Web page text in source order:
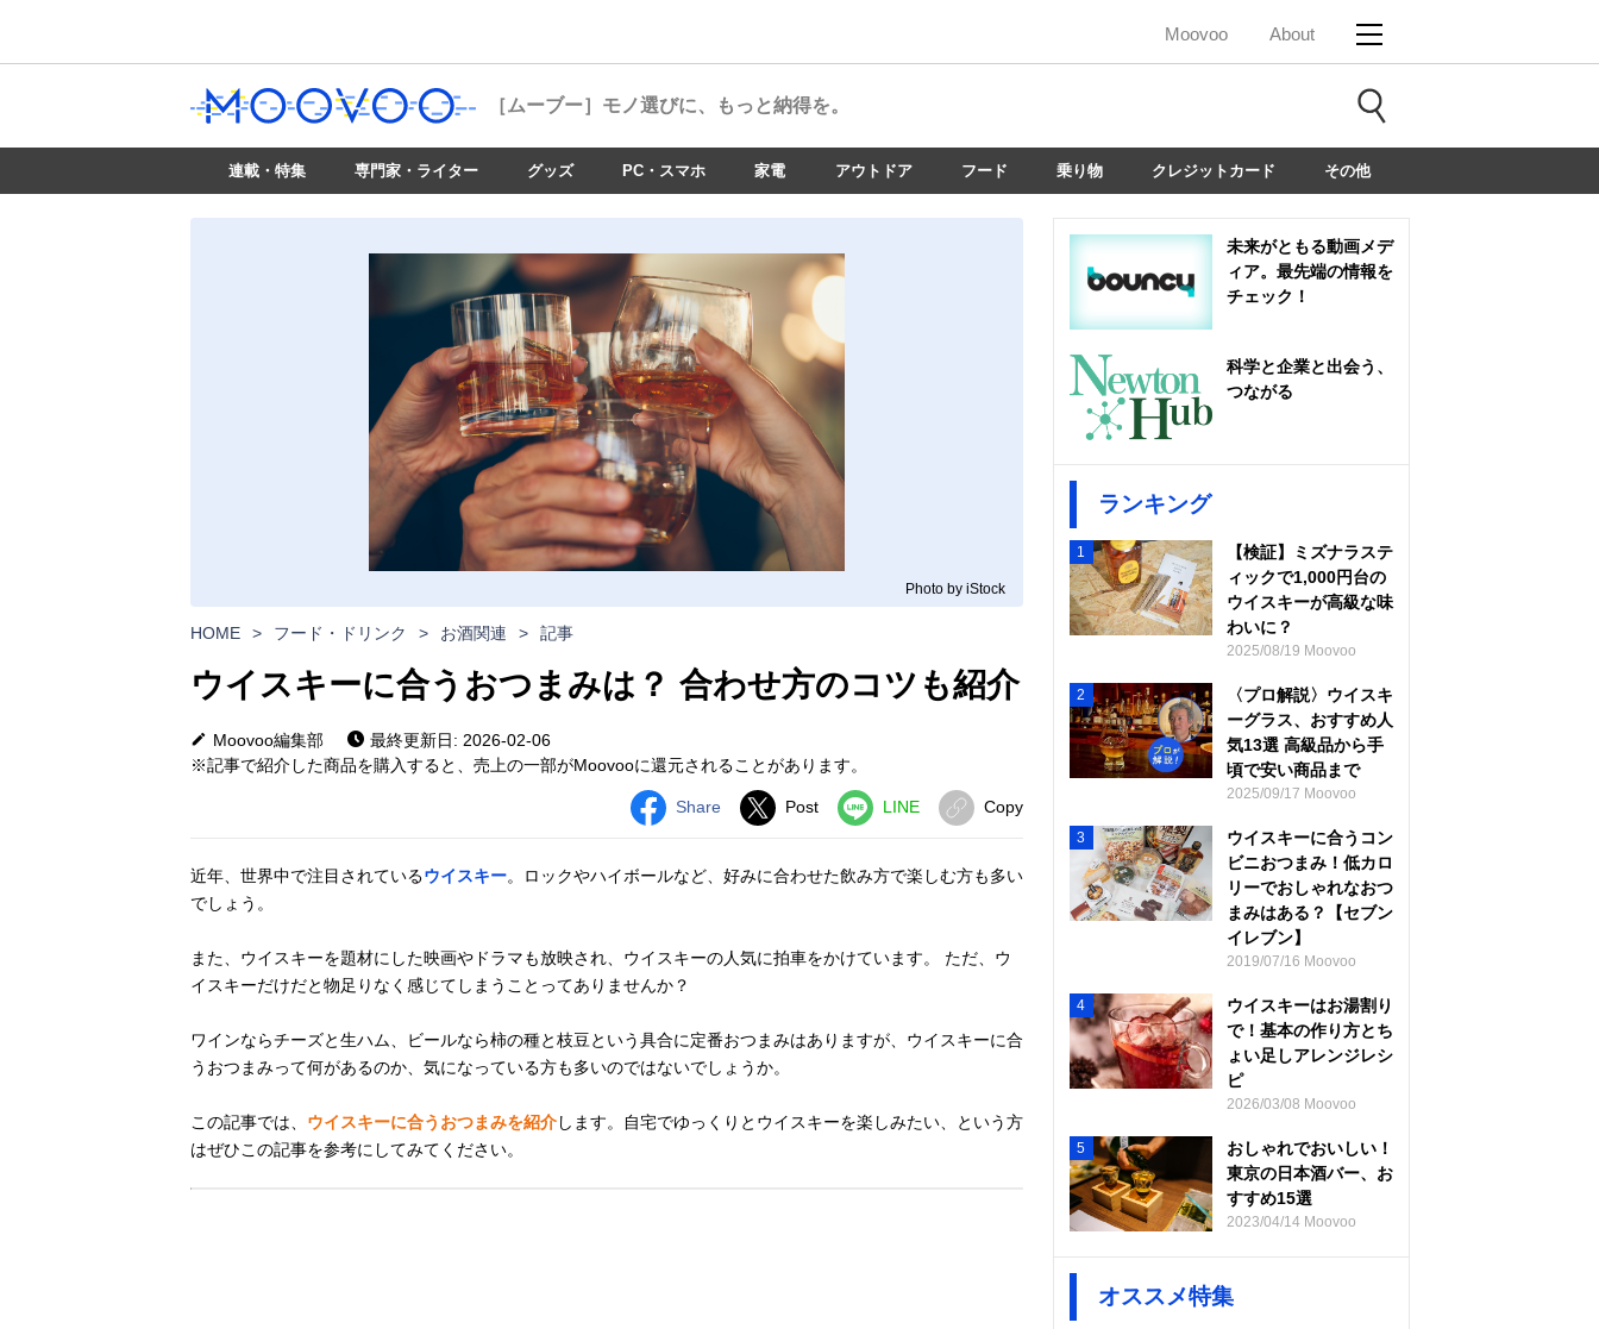
Moovoo About
［ムーブー］ モノ選びに、もっと納得を。
連載・特集 専門家・ライター グッズ PC・スマホ 家電 アウトドア フード 乗り物 クレジットカード その他
Photo by iStock
HOME > フード・ドリンク > お酒関連 > 記事
ウイスキーに合うおつまみは？ 合わせ方のコツも紹介
Moovoo編集部
最終更新日: 2026-02-06
※記事で紹介した商品を購入すると、売上の一部がMoovooに還元されることがあります。
Share Post LINE Copy
近年、世界中で注目されているウイスキー。ロックやハイボールなど、好みに合わせた飲み方で楽しむ方も多い
でしょう。
また、ウイスキーを題材にした映画やドラマも放映され、ウイスキーの人気に拍車をかけています。 ただ、ウ
イスキーだけだと物足りなく感じてしまうことってありませんか？
ワインならチーズと生ハム、ビールなら柿の種と枝豆という具合に定番おつまみはありますが、ウイスキーに合
うおつまみって何があるのか、気になっている方も多いのではないでしょうか。
この記事では、 ウイスキーに合うおつまみを紹介します。自宅でゆっくりとウイスキーを楽しみたい、という方
はぜひこの記事を参考にしてみてください。
未来がともる動画メデ
ィア。最先端の情報を
チェック！
科学と企業と出会う、
つながる
ランキング
1
【検証】ミズナラステ
ィックで1,000円台の
ウイスキーが高級な味
わいに？
2025/08/19 Moovoo
2
〈プロ解説〉ウイスキ
ーグラス、おすすめ人
気13選 高級品から手
頃で安い商品まで
2025/09/17 Moovoo
3
ウイスキーに合うコン
ビニおつまみ！低カロ
リーでおしゃれなおつ
まみはある？【セブン
イレブン】
2019/07/16 Moovoo
4
ウイスキーはお湯割り
で！基本の作り方とち
ょい足しアレンジレシ
ピ
2026/03/08 Moovoo
5
おしゃれでおいしい！
東京の日本酒バー、お
すすめ15選
2023/04/14 Moovoo
オススメ特集